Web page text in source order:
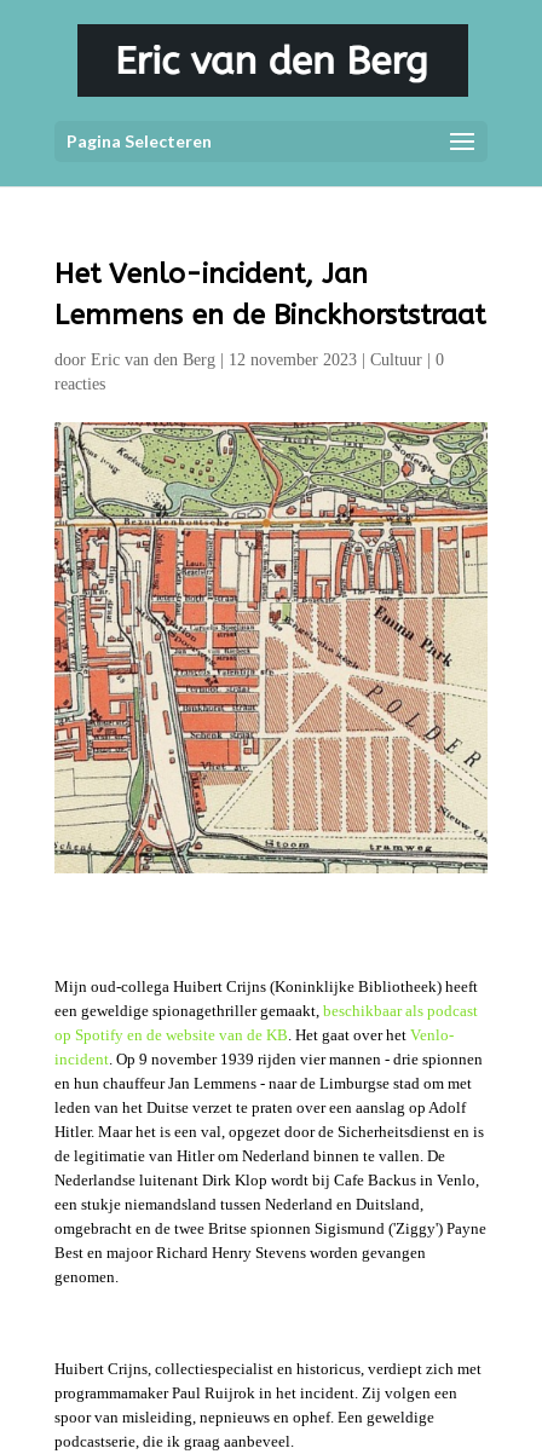
Pagina Selecteren
Het Venlo-incident, Jan
Lemmens en de Binckhorststraat
door Eric van den Berg| 12 november 2023| Cultuur| 0
reacties
Mijn oud-collega Huibert Crijns (Koninklijke Bibliotheek) heeft
een geweldige spionagethriller gemaakt, beschikbaar als podcast
op Spotify en de website van de KB . Het gaat over het Venlo-
incident. Op 9 november 1939 rijden vier mannen - drie spionnen
en hun chauffeur Jan Lemmens - naar de Limburgse stad om met
leden van het Duitse verzet te praten over een aanslag op Adolf
Hitler. Maar het is een val, opgezet door de Sicherheitsdienst en is
de legitimatie van Hitler om Nederland binnen te vallen. De
Nederlandse luitenant Dirk Klop wordt bij Cafe Backus in Venlo,
een stukje niemandsland tussen Nederland en Duitsland,
omgebracht en de twee Britse spionnen Sigismund ('Ziggy') Payne
Best en majoor Richard Henry Stevens worden gevangen
genomen.
Huibert Crijns, collectiespecialist en historicus, verdiept zich met
programmamaker Paul Ruijrok in het incident. Zij volgen een
spoor van misleiding, nepnieuws en ophef. Een geweldige
podcastserie, die ik graag aanbeveel.